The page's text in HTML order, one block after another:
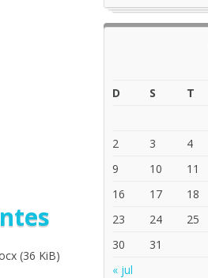
(36 KiB)
D
S T
2
3 4
9
10 11
16
17 18
23
24 25
30
31
« jul